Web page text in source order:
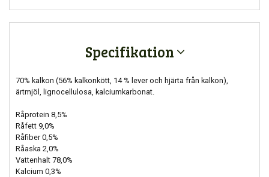
Specifikation
70% kalkon (56% kalkonkött, 14 % lever och hjärta från kalkon),
ärtmjöl, lignocellulosa, kalciumkarbonat.
Råprotein 8,5%
Råfett 9,0%
Råfiber 0,5%
Råaska 2,0%
Vattenhalt 78,0%
Kalcium 0,3%